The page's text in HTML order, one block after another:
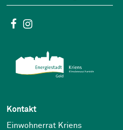
Social Media
Facebook
Kontakt
Einwohnerrat Kriens